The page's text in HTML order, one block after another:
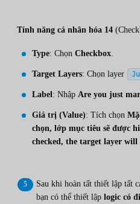
Tính năng cá nhân hóa 14
Type: Chọn Checkbox.
Target Layers: Chọn layer
Label: Nhập Are you just
Giá trị (Value): Tích chọn
chọn, lớp mục tiêu sẽ được
checked, the target layer will
Sau khi hoàn tất thiết lập tất
bạn có thể thiết lập logic có